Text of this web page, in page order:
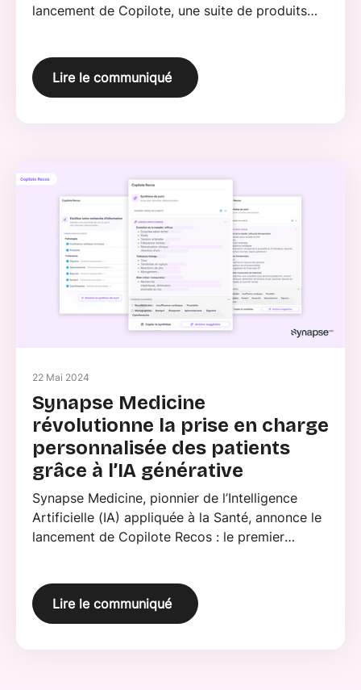
lancement de Copilote, une suite de produits
Lire le communiqué
22 Mai 2024
Synapse Medicine
révolutionne la prise en charge
personnalisée des patients
grâce à l’IA générative
Synapse Medicine, pionnier de l’Intelligence
Artificielle (IA) appliquée à la Santé, annonce le
lancement de Copilote Recos : le premier
révolutionnaire permettra à un tiers des
médecins de ville et à 300 hôpitaux en France
Lire le communiqué